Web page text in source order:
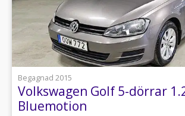
1
Begagnad 2015
Volkswagen Golf 5-dörrar
Bluemotion